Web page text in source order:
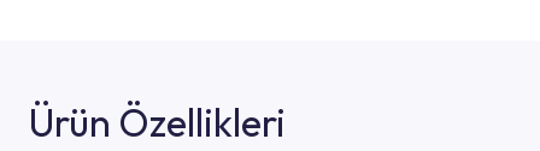
Ürün Özellikleri